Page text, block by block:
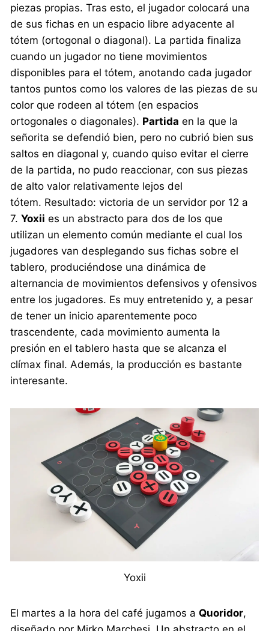
piezas propias. Tras esto, el jugador colocará una
de sus fichas en un espacio libre adyacente al
tótem (ortogonal o diagonal). La partida finaliza
cuando un jugador no tiene movimientos
disponibles para el tótem, anotando cada jugador
tantos puntos como los valores de las piezas de su
color que rodeen al tótem (en espacios
ortogonales o diagonales). Partida en la que la
señorita se defendió bien, pero no cubrió bien sus
saltos en diagonal y, cuando quiso evitar el cierre
de la partida, no pudo reaccionar, con sus piezas
de alto valor relativamente lejos del
tótem. Resultado: victoria de un servidor por 12 a
7.Yoxii es un abstracto para dos de los que
utilizan un elemento común mediante el cual los
jugadores van desplegando sus fichas sobre el
tablero, produciéndose una dinámica de
alternancia de movimientos defensivos y ofensivos
entre los jugadores. Es muy entretenido y, a pesar
de tener un inicio aparentemente poco
trascendente, cada movimiento aumenta la
presión en el tablero hasta que se alcanza el
clímax final. Además, la producción es bastante
interesante.
Yoxii
El martes a la hora del café jugamos aQuoridor,